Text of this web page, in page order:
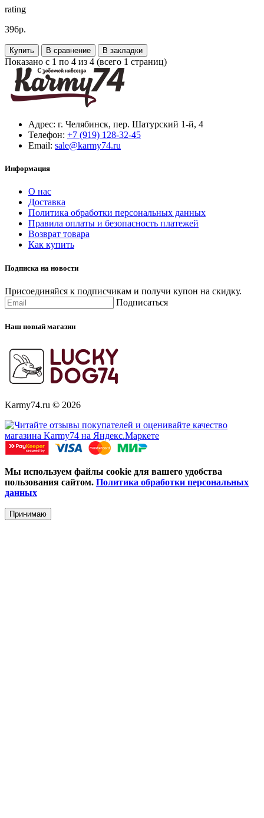
rating
396р.
Купить В сравнение В закладки
Показано с 1 по 4 из 4 (всего 1 страниц)
Адрес: г. Челябинск, пер. Шатурский 1-й, 4
Телефон: +7 (919) 128-32-45
Email: sale@karmy74.ru
Информация
О нас
Доставка
Политика обработки персональных данных
Правила оплаты и безопасность платежей
Возврат товара
Как купить
Подписка на новости
Присоединяйся к подписчикам и получи купон на скидку.
Подписаться
Наш новый магазин
Karmy74.ru © 2026
Мы используем файлы cookie для вашего удобства
пользования сайтом. Политика обработки персональных
данных
Принимаю